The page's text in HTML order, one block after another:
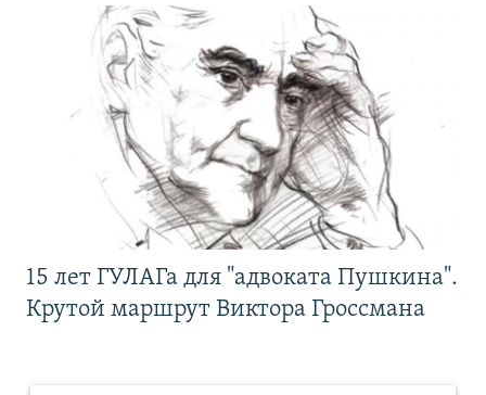
15 лет ГУЛАГа для "адвоката Пушкина".
Крутой маршрут Виктора Гроссмана